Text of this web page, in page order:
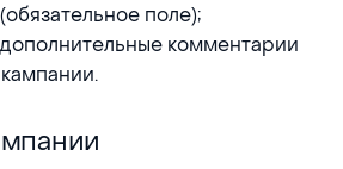
поле);
комментарии